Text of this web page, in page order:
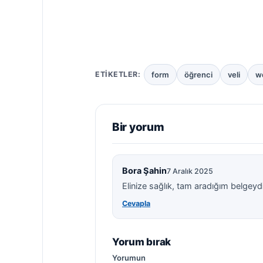
ETIKETLER: form öğrenci veli
Bir yorum
Bora Şahin7 Aralık 2025
Elinize sağlık, tam aradığım
Cevapla
Yorum bırak
Yorumun